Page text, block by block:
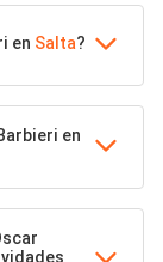
en Salta?
en